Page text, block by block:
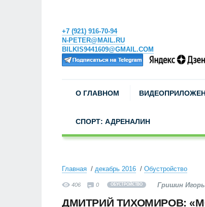
+7 (921) 916-70-94
N-PETER@MAIL.RU
BILKIS9441609@GMAIL.COM
О ГЛАВНОМ
СПОРТ: АДРЕНАЛИН
Главная декабрь 2016 Обустройство
406 0 ОБУСТРОЙСТВО Гришин Игорь
ДМИТРИЙ ТИХОМИРОВ: